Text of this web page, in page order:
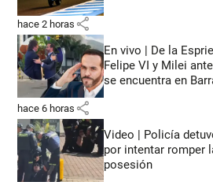
hace 2 horas share
En vivo | De la
Felipe VI y Milei
se encuentra en
hace 6 horas share
Video | Policía
por intentar romper
posesión